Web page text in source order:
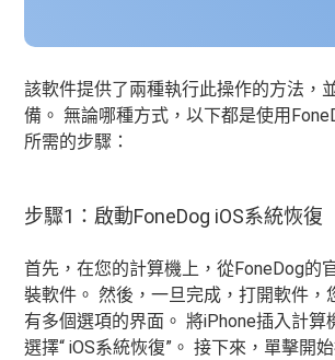
該軟件提供了兩種執行此操作的方法，
備。 無論哪種方式，以下都是使用
所需的步驟：
步驟1：啟動FoneDog iOS系統恢復
首先，在您的計算機上，從FoneDog的
裝軟件。 然後，一旦完成，打開軟件，
有多個選項的界面。 將iPhone插入計算
選擇“ iOS系統恢復”。 接下來，單擊開